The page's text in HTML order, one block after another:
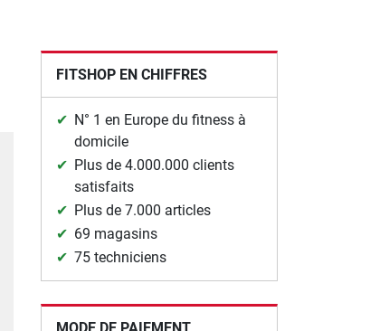
FITSHOP EN CHIFFRES
N° 1 en Europe du fitness à
domicile
Plus de 4.000.000 clients
satisfaits
Plus de 7.000 articles
69 magasins
75 techniciens